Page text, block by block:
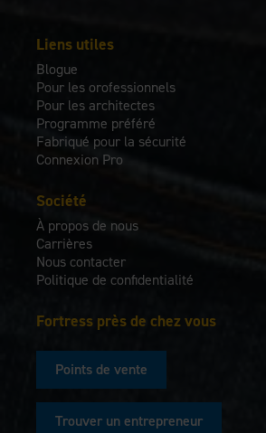
Liens utiles
Blogue
Pour les orofessionnels
Pour les architectes
Programme préféré
Fabriqué pour la sécurité
Connexion Pro
Société
À propos de nous
Carrières
Nous contacter
Politique de confidentialité
Fortress près de chez vous
Points de vente
Trouver un entrepreneur